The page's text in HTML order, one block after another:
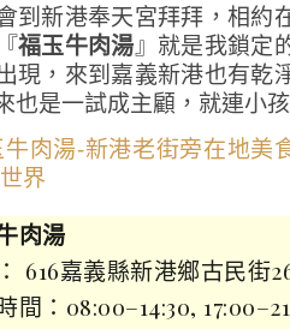
到新港奉天宮拜拜，相約
福玉牛肉湯』就是我鎖定
現，來到嘉義新港也有乾
也是一試成主顧，就連小
肉湯
616嘉義縣新港鄉古民街
間：08:00–14:30,